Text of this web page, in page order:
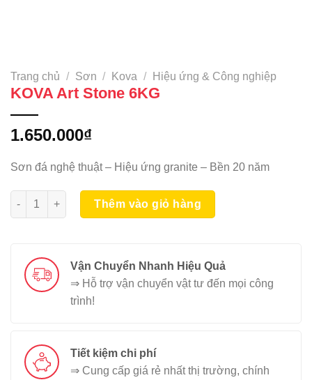
Trang chủ / Sơn / Kova / Hiệu ứng & Công nghiệp
KOVA Art Stone 6KG
1.650.000₫
Sơn đá nghệ thuật – Hiệu ứng granite – Bền 20 năm
KOVA Art Stone 6KG số lượng
Thêm vào giỏ hàng
Vận Chuyển Nhanh Hiệu Quả
⇒ Hỗ trợ vận chuyển vật tư đến mọi công
trình!
Tiết kiệm chi phí
⇒ Cung cấp giá rẻ nhất thị trường, chính